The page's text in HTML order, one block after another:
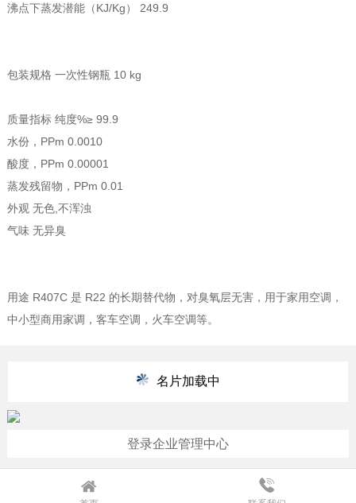
沸点下蒸发潜能（KJ/Kg） 249.9
包装规格 一次性钢瓶 10 kg
质量指标 纯度%≥ 99.9
水份，PPm 0.0010
酸度，PPm 0.00001
蒸发残留物，PPm 0.01
外观 无色,不浑浊
气味 无异臭
用途 R407C 是 R22 的长期替代物，对臭氧层无害，用于家用空调，
中小型商用家调，客车空调，火车空调等。
名片加载中
登录企业管理中心